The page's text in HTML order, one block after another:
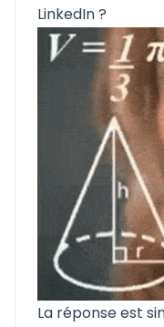
LinkedIn ?
La réponse est